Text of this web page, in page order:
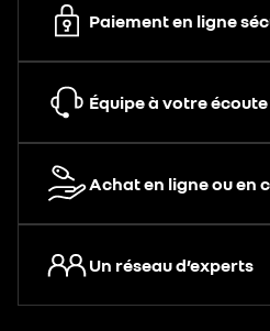
Paiement en ligne
Équipe à votre écoute
Achat en ligne ou en
Un réseau d’experts